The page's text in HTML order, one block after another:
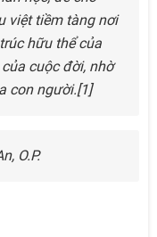
việt tiềm tàng nơi
hữu thể của
cuộc đời, nhờ
con người.[1]
O.P.